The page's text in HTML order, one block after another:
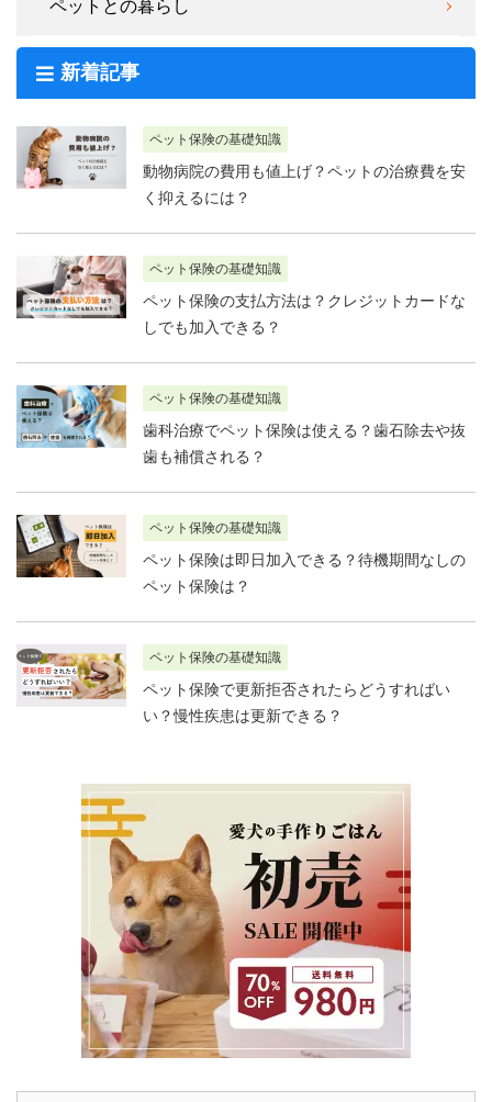
ペットとの暮らし
新着記事
ペット保険の基礎知識
動物病院の費用も値上げ？ペットの治療費を安
く抑えるには？
ペット保険の基礎知識
ペット保険の支払方法は？クレジットカードな
しでも加入できる？
ペット保険の基礎知識
歯科治療でペット保険は使える？歯石除去や抜
歯も補償される？
ペット保険の基礎知識
ペット保険は即日加入できる？待機期間なしの
ペット保険は？
ペット保険の基礎知識
ペット保険で更新拒否されたらどうすればい
い？慢性疾患は更新できる？